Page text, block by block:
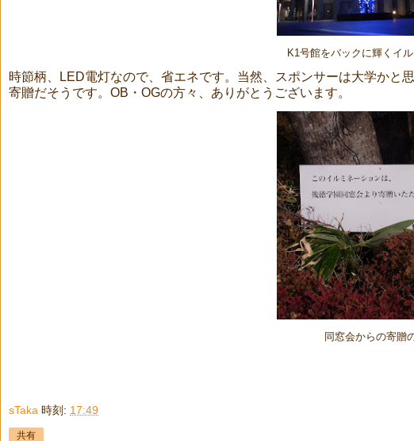
K1号館をバックに輝くイ
時節柄、LED電灯なので、省エネです。当然、スポンサーは大学かと
寄贈だそうです。OB・OGの方々、ありがとうございます。
同窓会からの寄贈
sTaka 時刻: 17:49
共有